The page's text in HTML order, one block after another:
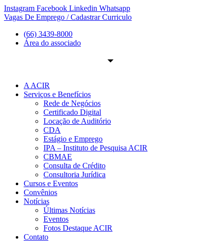
Ir
para
conteúdo
Instagram Facebook Linkedin Whatsapp
Vagas De Emprego / Cadastrar Curriculo
(66) 3439-8000
Área do associado
A ACIR
Serviços e Benefícios
Rede de Negócios
Certificado Digital
Locação de Auditório
CDA
Estágio e Emprego
IPA – Instituto de Pesquisa ACIR
CBMAE
Consulta de Crédito
Consultoria Jurídica
Cursos e Eventos
Convênios
Notícias
Últimas Notícias
Eventos
Fotos Destaque ACIR
Contato